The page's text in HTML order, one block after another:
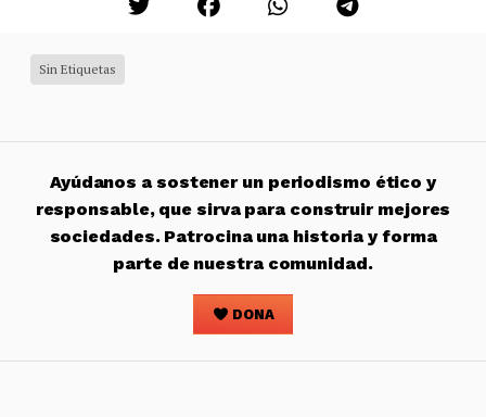
Sin Etiquetas
Ayúdanos a sostener un periodismo ético y
responsable, que sirva para construir mejores
sociedades. Patrocina una historia y forma
parte de nuestra comunidad.
DONA